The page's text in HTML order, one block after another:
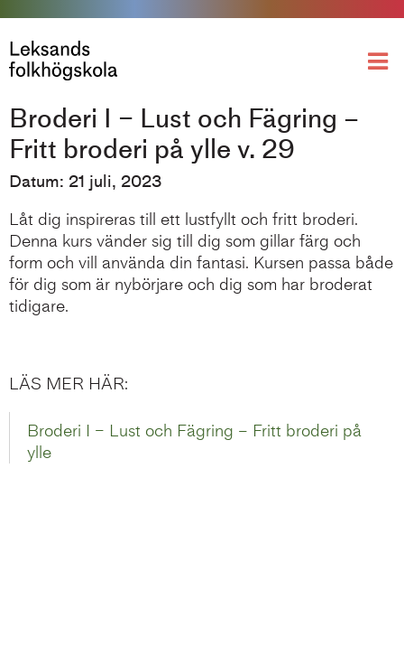
Broderi I – Lust och Fägring –
Fritt broderi på ylle v. 29
Datum: 21 juli, 2023
Låt dig inspireras till ett lustfyllt och fritt broderi.
Denna kurs vänder sig till dig som gillar färg och
form och vill använda din fantasi. Kursen passa både
för dig som är nybörjare och dig som har broderat
tidigare.
LÄS MER HÄR:
Broderi I – Lust och Fägring – Fritt broderi på
ylle